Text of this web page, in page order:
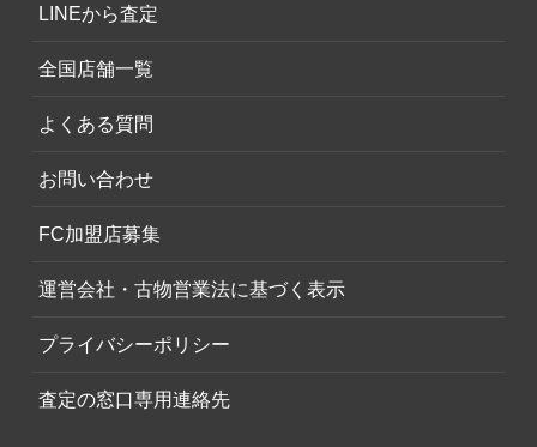
LINEから査定
全国店舗一覧
よくある質問
お問い合わせ
FC加盟店募集
運営会社・古物営業法に基づく表示
プライバシーポリシー
査定の窓口専用連絡先